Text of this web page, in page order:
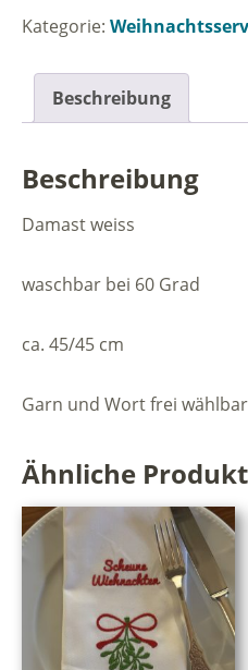
mit
Tannenbaumkugel
Kategorie:
Beschreibung
Beschreibung
Damast weiss
waschbar bei 60 Grad
ca. 45/45 cm
Garn und Wort frei wählbar
Ähnliche